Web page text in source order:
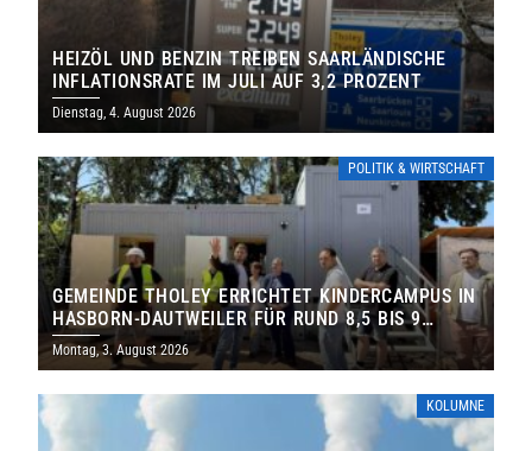
HEIZÖL UND BENZIN TREIBEN SAARLÄNDISCHE
INFLATIONSRATE IM JULI AUF 3,2 PROZENT
Dienstag, 4. August 2026
POLITIK & WIRTSCHAFT
GEMEINDE THOLEY ERRICHTET KINDERCAMPUS IN
HASBORN-DAUTWEILER FÜR RUND 8,5 BIS 9
MILLIONEN EURO
Montag, 3. August 2026
KOLUMNE